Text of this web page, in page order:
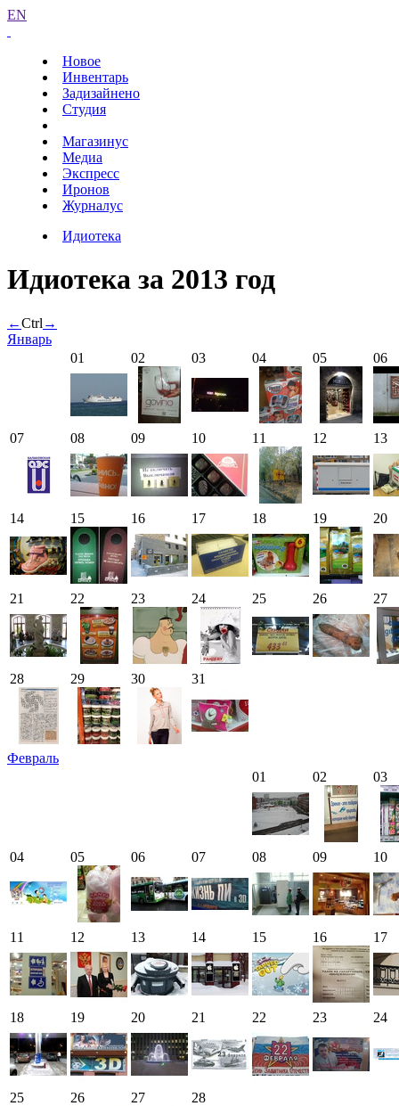
EN
Новое
Инвентарь
Задизайнено
Студия
Магазинус
Медиа
Экспресс
Иронов
Журналус
Идиотека
Идиотека за 2013 год
←Ctrl →
Январь
01
02 03 04 05 06
07 08 09 10 11 12 13
14 15 16 17 18 19 20
21 22 23 24 25 26 27
28 29 30 31
Февраль
01
02 03
04 05 06 07 08 09 10
11 12 13 14 15 16 17
18 19 20 21 22 23 24
25 26 27 28